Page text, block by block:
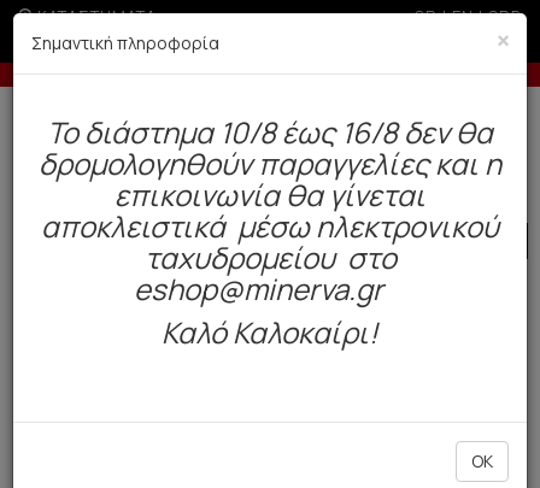
ΚΑΤΑΣΤΗΜΑΤΑ GR|EN|SRB
-10% σε παραγγελίες άνω των 200€
Δωρεάν αποστολή άνω των 49€. Παράδοση σε 3-5 εργάσιμες.
Ανδρας Κάλτσες Χειμώνας
SALE
×
Σημαντική πληροφορία
To διάστημα 10/8 έως 16/8 δεν θα
δρομολογηθούν παραγγελίες και η
επικοινωνία θα γίνεται
αποκλειστικά μέσω ηλεκτρονικού
ταχυδρομείου στο
eshop@minerva.gr
Καλό Καλοκαίρι!
OK